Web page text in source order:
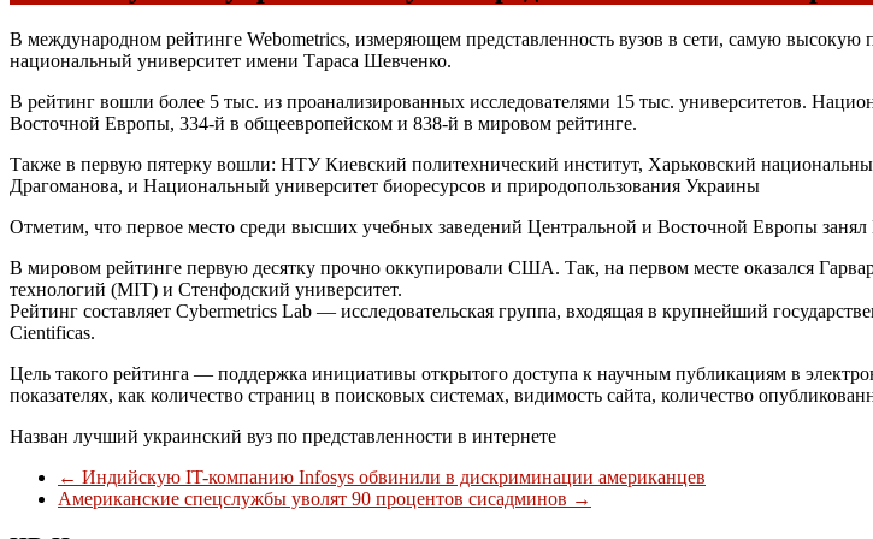
В международном рейтинге Webometrics, измеряющем представленность вузов в сети, самую
национальный университет имени Тараса Шевченко.
В рейтинг вошли более 5 тыс. из проанализированных исследователями 15 тыс. университетов.
Восточной Европы, 334-й в общеевропейском и 838-й в мировом рейтинге.
Также в первую пятерку вошли: НТУ Киевский политехнический институт, Харьковский
Драгоманова, и Национальный университет биоресурсов и природопользования Украины
Отметим, что первое место среди высших учебных заведений Центральной и Восточной Европы
В мировом рейтинге первую десятку прочно оккупировали США. Так, на первом месте оказался
технологий (MIT) и Стенфодский университет.
Рейтинг составляет Cybermetrics Lab — исследовательская группа, входящая в крупнейший
Cientificas.
Цель такого рейтинга — поддержка инициативы открытого доступа к научным публикациям в
показателях, как количество страниц в поисковых системах, видимость сайта, количество
Назван лучший украинский вуз по представленности в интернете
← Индийскую IT-компанию Infosys обвинили в дискриминации американцев
Американские спецслужбы уволят 90 процентов сисадминов →